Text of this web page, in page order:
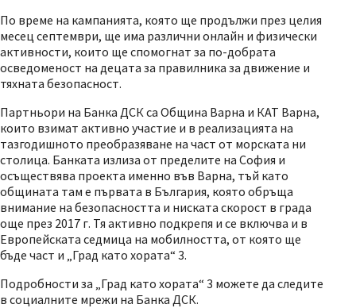
По време на кампанията, която ще продължи през целия
месец септември, ще има различни онлайн и физически
активности, които ще спомогнат за по-добрата
осведоменост на децата за правилника за движение и
тяхната безопасност.
Партньори на Банка ДСК са Община Варна и КАТ Варна,
които взимат активно участие и в реализацията на
тазгодишното преобразяване на част от морската ни
столица. Банката излиза от пределите на София и
осъществява проекта именно във Варна, тъй като
общината там е първата в България, която обръща
внимание на безопасността и ниската скорост в града
още през 2017 г. Тя активно подкрепя и се включва и в
Европейската седмица на мобилността, от която ще
бъде част и „Град като хората“ 3.
Подробности за „Град като хората“ 3 можете да следите
в социалните мрежи на Банка ДСК.